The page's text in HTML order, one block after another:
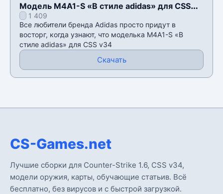
Модель M4A1-S «В стиле adidas» для CSS
v341 409
Все любители бренда Adidas просто придут в
восторг, когда узнают, что моделька M4A1-S «В
стиле adidas» для CSS v34
Скачать
CS-Games.net
Лучшие сборки для Counter-Strike 1.6, CSS v34,
модели оружия, карты, обучающие статьив. Всё
бесплатно, без вирусов и с быстрой загрузкой.